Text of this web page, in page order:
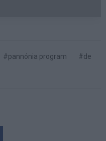
#pannónia program
#de